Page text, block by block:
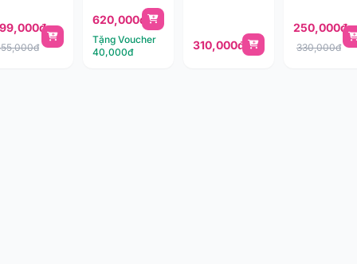
GrowPLUS+
Immunel
620,000đ
Tặng Voucher
40,000đ
310,000đ
250,000đ
330,000đ